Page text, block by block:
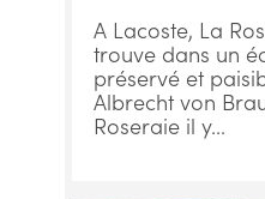
A Lacoste, La
trouve dans un
préservé et
Albrecht von
Roseraie il y...